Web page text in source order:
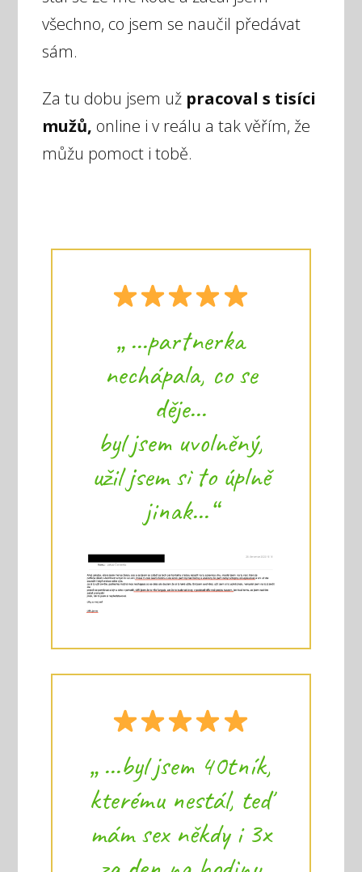
všechno, co jsem se naučil předávat
sám.
Za tu dobu jsem už pracoval s tisíci
mužů, online i v reálu a tak věřím, že
můžu pomoct i tobě.
„ ...partnerka
nechápala, co se
děje...
byl jsem uvolněný,
užil jsem si to úplně
jinak...“
„ ...byl jsem 40tník,
kterému nestál, teď
mám sex někdy i 3x